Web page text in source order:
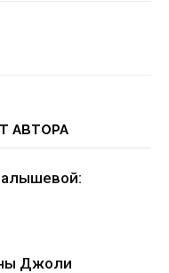
АВТОРА
Джоли